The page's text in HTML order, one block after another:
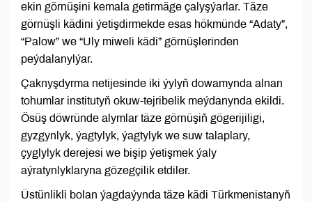
ekin görnüşini kemala getirmäge çalyşýarlar. Täze
görnüşli kädini ýetişdirmekde esas hökmünde “Adaty”,
“Palow” we “Uly miweli kädi” görnüşlerinden
peýdalanylýar.
Çaknyşdyrma netijesinde iki ýylyň dowamynda alnan
tohumlar institutyň okuw-tejribelik meýdanynda ekildi.
Ösüş döwründe alymlar täze görnüşiň gögerijiligi,
gyzgynlyk, ýagtylyk, ýagtylyk we suw talaplary,
çyglylyk derejesi we bişip ýetişmek ýaly
aýratynlyklaryna gözegçilik etdiler.
Üstünlikli bolan ýagdaýynda täze kädi Türkmenistanyň